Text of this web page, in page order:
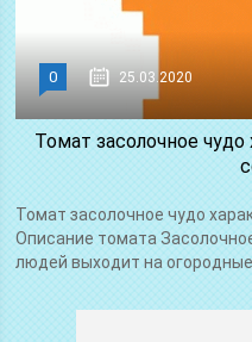
0 25.03.2020
Томат засолочное чудо
Томат засолочное чудо
Описание томата
людей выходит на